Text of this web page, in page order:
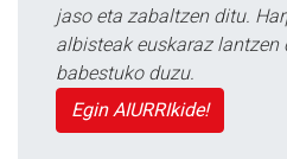
jaso eta zabaltzen ditu.
albisteak euskaraz
babestuko duzu.
Egin AIURRIkide!